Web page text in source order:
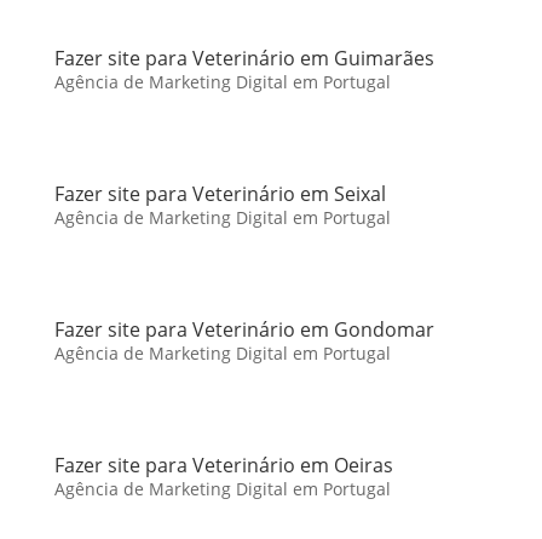
Fazer site para Veterinário em Guimarães
Agência de Marketing Digital em Portugal
Fazer site para Veterinário em Seixal
Agência de Marketing Digital em Portugal
Fazer site para Veterinário em Gondomar
Agência de Marketing Digital em Portugal
Fazer site para Veterinário em Oeiras
Agência de Marketing Digital em Portugal